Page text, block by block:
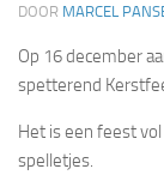
DOOR MARCEL
Op 16 december
spetterend
Het is een feest
spelletjes.